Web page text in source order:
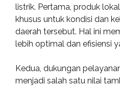
listrik. Pertama, produk
khusus untuk kondisi dan
daerah tersebut. Hal ini
lebih optimal dan efisiensi
Kedua, dukungan
menjadi salah satu nilai